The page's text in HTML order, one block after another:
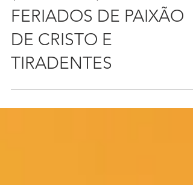
(ESPECIAIS) NOS
FERIADOS DE PAIXÃO
DE CRISTO E